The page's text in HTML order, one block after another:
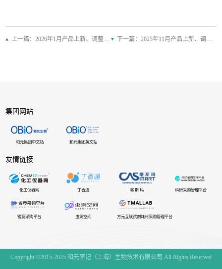
上一篇：2026年1月产品上新、调整公告 下一篇：2025年11月产品上新、调整公告
集团网站
和元集团中文站 和元集团英文站
友情链接
化工仪器网 丁香通 喀 斯 玛 科研采购管理平台
锐竞采购平台 虫洞空间 方元互联试剂耗材采购管理平台
Copyright ©2015-2025 和元李记（上海）生物技术有限公司 All Rights Reserved